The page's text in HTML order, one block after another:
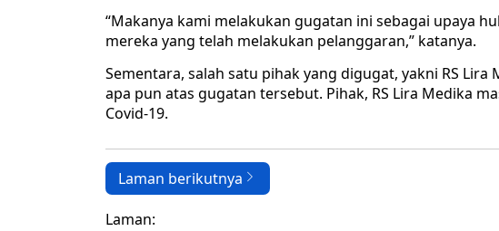
“Makanya kami melakukan gugatan ini sebagai upaya
mereka yang telah melakukan pelanggaran,” katanya.
Sementara, salah satu pihak yang digugat, yakni RS
apa pun atas gugatan tersebut. Pihak, RS Lira Medika
Covid-19.
Laman berikutnya
Laman: